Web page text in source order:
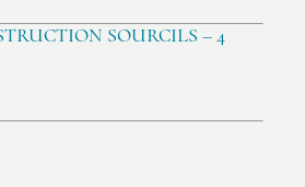
SOURCILS – 4